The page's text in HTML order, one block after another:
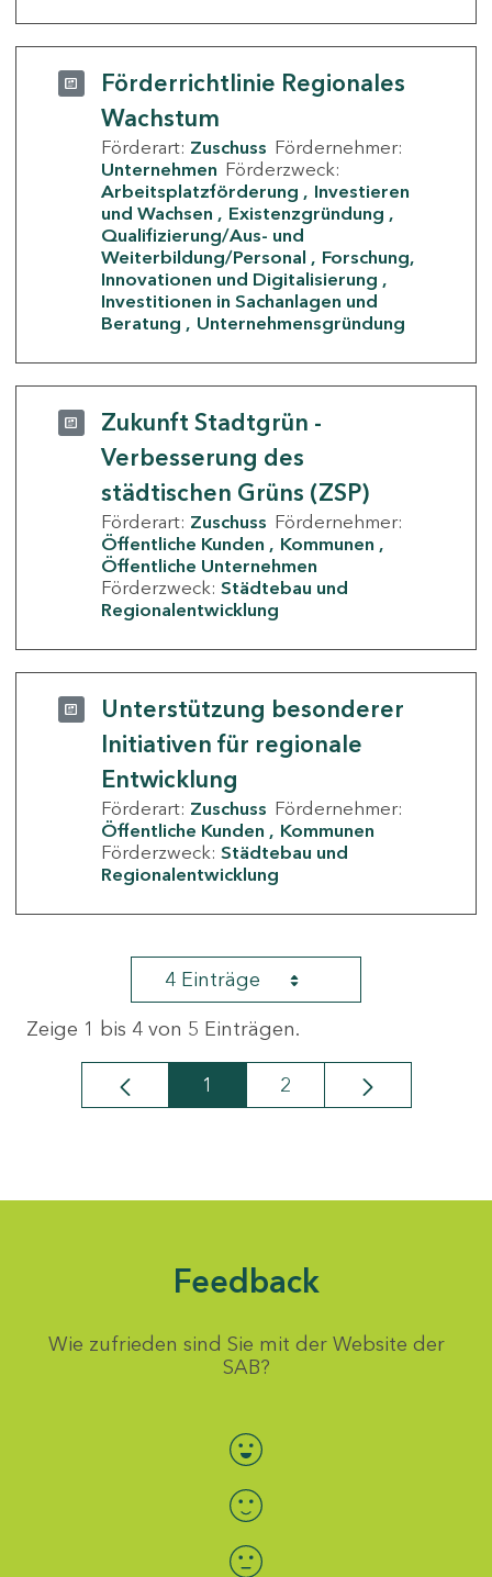
Förderrichtlinie Regionales
Wachstum
Förderart: Zuschuss Fördernehmer:
Unternehmen Förderzweck:
Arbeitsplatzförderung
Investieren
und Wachsen
Existenzgründung
Qualifizierung/Aus- und
Weiterbildung/Personal
Forschung,
Innovationen und Digitalisierung
Investitionen in Sachanlagen und
Beratung
Unternehmensgründung
Zukunft Stadtgrün -
Verbesserung des
städtischen Grüns (ZSP)
Förderart: Zuschuss Fördernehmer:
Öffentliche Kunden
Kommunen
Öffentliche Unternehmen
Förderzweck: Städtebau und
Regionalentwicklung
Unterstützung besonderer
Initiativen für regionale
Entwicklung
Förderart: Zuschuss Fördernehmer:
Öffentliche Kunden
Kommunen
Förderzweck: Städtebau und
Regionalentwicklung
4 Einträge
Zeige 1 bis 4 von 5 Einträgen.
Seite
1 Seite
2
Feedback
Wie zufrieden sind Sie mit der Website der
SAB?
Bewertung auswählen